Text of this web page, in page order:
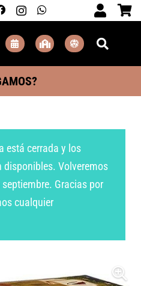
está cerrada y los
disponibles. Volveremos
Gracias por
cualquier